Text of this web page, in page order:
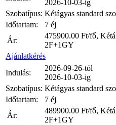
2026-10-03-ig
Szobatípus: Kétágyas standard
Időtartam:
7 éj
Ár:
475900.00 Ft/fő,
2F+1GY
Ajánlatkérés
Indulás:
2026-09-26-tól
2026-10-03-ig
Szobatípus: Kétágyas standard
Időtartam:
7 éj
Ár:
489900.00 Ft/fő,
2F+1GY